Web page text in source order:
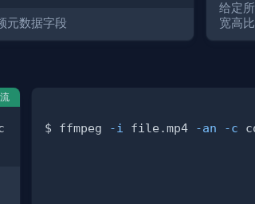
元数据字段
给定
宽高比
$ ffmpeg -i file.mp4 -an -c